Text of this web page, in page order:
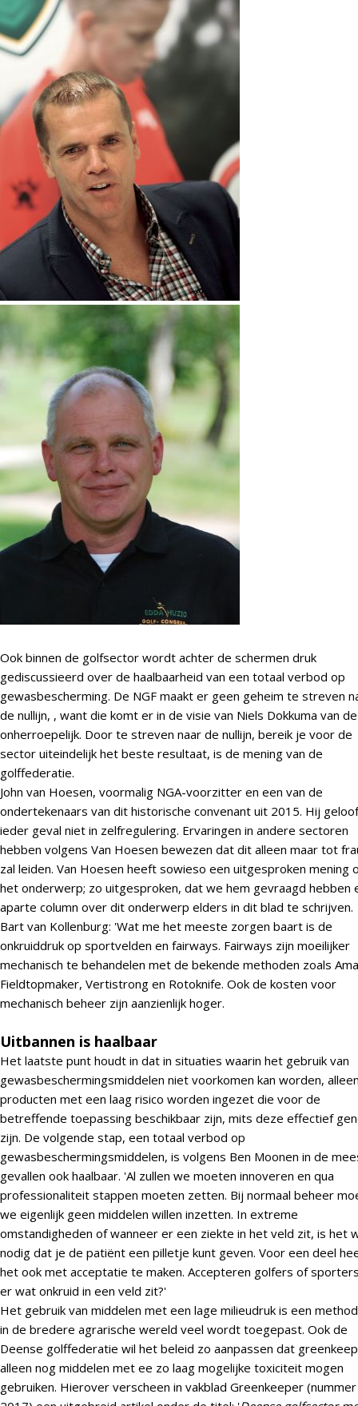
Ook binnen de golfsector wordt achter de schermen druk
gediscussieerd over de haalbaarheid van een totaal verbod op
gewasbescherming. De NGF maakt er geen geheim te streven
de nullijn, , want die komt er in de visie van Niels Dokkuma van
onherroepelijk. Door te streven naar de nullijn, bereik je voor de
sector uiteindelijk het beste resultaat, is de mening van de
golffederatie.
John van Hoesen, voormalig NGA-voorzitter en een van de
ondertekenaars van dit historische convenant uit 2015. Hij
ieder geval niet in zelfregulering. Ervaringen in andere sectoren
hebben volgens Van Hoesen bewezen dat dit alleen maar tot
zal leiden. Van Hoesen heeft sowieso een uitgesproken mening
het onderwerp; zo uitgesproken, dat we hem gevraagd hebben
aparte column over dit onderwerp elders in dit blad te schrijven.
Bart van Kollenburg: 'Wat me het meeste zorgen baart is de
onkruiddruk op sportvelden en fairways. Fairways zijn moeilijker
mechanisch te behandelen met de bekende methoden zoals
Fieldtopmaker, Vertistrong en Rotoknife. Ook de kosten voor
mechanisch beheer zijn aanzienlijk hoger.
Uitbannen is haalbaar
Het laatste punt houdt in dat in situaties waarin het gebruik van
gewasbeschermingsmiddelen niet voorkomen kan worden,
producten met een laag risico worden ingezet die voor de
betreffende toepassing beschikbaar zijn, mits deze effectief
zijn. De volgende stap, een totaal verbod op
gewasbeschermingsmiddelen, is volgens Ben Moonen in de
gevallen ook haalbaar. 'Al zullen we moeten innoveren en qua
professionaliteit stappen moeten zetten. Bij normaal beheer
we eigenlijk geen middelen willen inzetten. In extreme
omstandigheden of wanneer er een ziekte in het veld zit, is het
nodig dat je de patiënt een pilletje kunt geven. Voor een deel
het ook met acceptatie te maken. Accepteren golfers of
er wat onkruid in een veld zit?'
Het gebruik van middelen met een lage milieudruk is een
in de bredere agrarische wereld veel wordt toegepast. Ook de
Deense golffederatie wil het beleid zo aanpassen dat
alleen nog middelen met ee zo laag mogelijke toxiciteit mogen
gebruiken. Hierover verscheen in vakblad Greenkeeper